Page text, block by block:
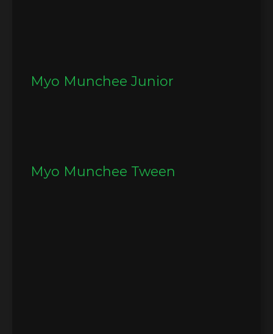
Myo Munchee Junior
Myo Munchee Tween